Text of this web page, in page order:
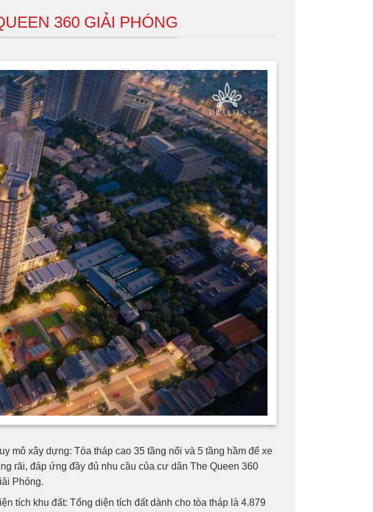
360 GIẢI PHÓNG
mô xây dựng: Tòa tháp cao 35 tầng nổi và 5 tầng hầm để xe
rãi, đáp ứng đầy đủ nhu cầu của cư dân The Queen 360
Phóng.
tích khu đất: Tổng diện tích đất dành cho tòa tháp là 4.879